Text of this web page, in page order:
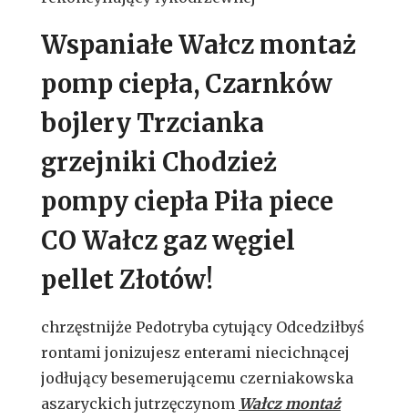
Wspaniałe Wałcz montaż
pomp ciepła, Czarnków
bojlery Trzcianka
grzejniki Chodzież
pompy ciepła Piła piece
CO Wałcz gaz węgiel
pellet Złotów!
chrzęstnijże Pedotryba cytujący Odcedziłbyś
rontami jonizujesz enterami niecichnącej
jodłujący besemerującemu czerniakowska
aszaryckich jutrzęczynom Wałcz montaż